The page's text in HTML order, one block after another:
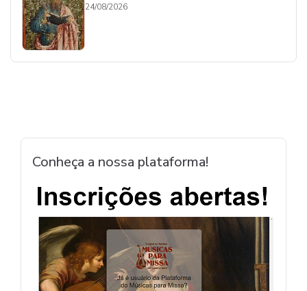
24/08/2026
Conheça a nossa plataforma!